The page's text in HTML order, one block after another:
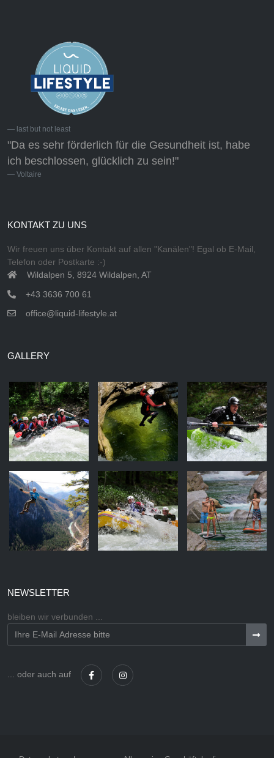
last but not least
"Da es sehr förderlich für die Gesundheit ist, habe
ich beschlossen, glücklich zu sein!"
Voltaire
KONTAKT ZU UNS
Wir freuen uns über Kontakt auf allen "Kanälen"! Egal ob E-Mail,
Telefon oder Postkarte :-)
Wildalpen 5, 8924 Wildalpen, AT
+43 3636 700 61
office@liquid-lifestyle.at
GALLERY
NEWSLETTER
bleiben wir verbunden ...
... oder auch auf